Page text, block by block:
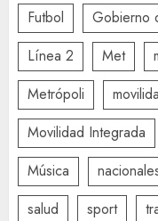
Futbol
Gobierno
Línea 2
Met
Metrópoli
Movilidad Integrada
Música
salud
sport